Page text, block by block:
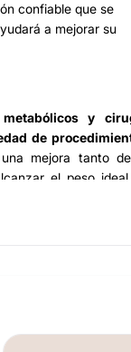
confiable que se
a mejorar su
y
de
mejora tanto
el peso
interruptor